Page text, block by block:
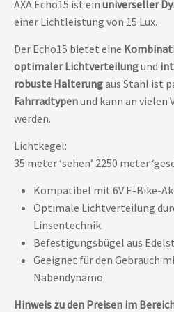
AXA Echo15 ist ein universeller
einer Lichtleistung von 15 Lux.
Der Echo15 bietet eine
optimaler Lichtverteilungund
robuste Halterungaus Stahl ist
Fahrradtypenund kann an
werden.
Lichtkegel:
35 meter ‘sehen’ 2250 meter
Kompatibel mit 6V E-Bike-
Optimale Lichtverteilung
Linsentechnik
Befestigungsbügel aus
Geeignet für den Gebrauch
Nabendynamo
Hinweis zu den Preisen im